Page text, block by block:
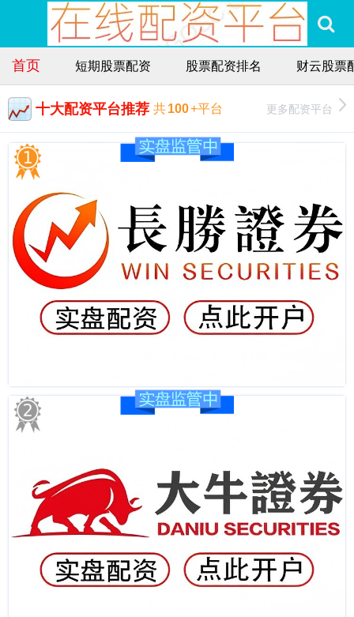
首页 短期股票配资 股票配资排名 财云股票
十大配资平台推荐 共100+平台 更多配资平台